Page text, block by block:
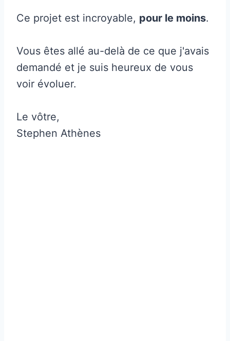
Ce projet est incroyable, pour le moins.
Vous êtes allé au-delà de ce que j'avais
demandé et je suis heureux de vous
voir évoluer.
Le vôtre,
Stephen Athènes